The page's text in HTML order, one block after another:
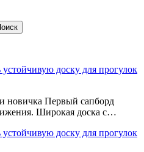
доску для прогулок
новичка Первый сапборд
Широкая доска с…
доску для прогулок